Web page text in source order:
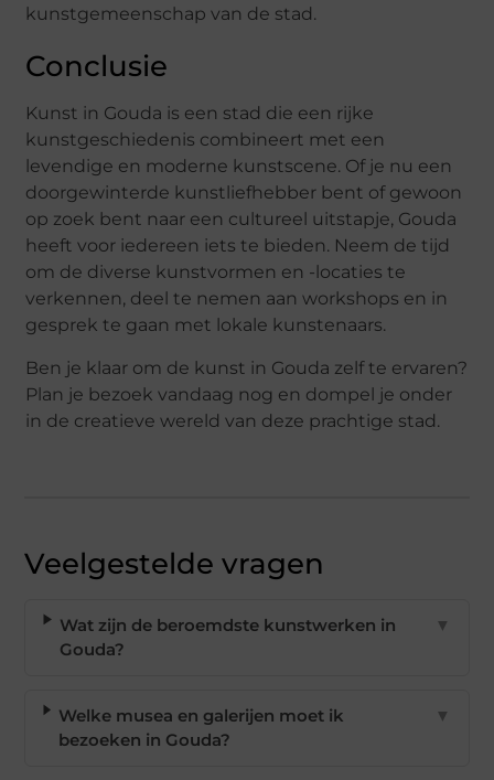
kunstgemeenschap van de stad.
Conclusie
Kunst in Gouda is een stad die een rijke
kunstgeschiedenis combineert met een
levendige en moderne kunstscene. Of je nu een
doorgewinterde kunstliefhebber bent of gewoon
op zoek bent naar een cultureel uitstapje, Gouda
heeft voor iedereen iets te bieden. Neem de tijd
om de diverse kunstvormen en -locaties te
verkennen, deel te nemen aan workshops en in
gesprek te gaan met lokale kunstenaars.
Ben je klaar om de kunst in Gouda zelf te ervaren?
Plan je bezoek vandaag nog en dompel je onder
in de creatieve wereld van deze prachtige stad.
Veelgestelde vragen
Wat zijn de beroemdste kunstwerken in
Gouda?
▼
Welke musea en galerijen moet ik
bezoeken in Gouda?
▼